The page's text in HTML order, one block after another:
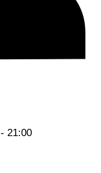
21:00